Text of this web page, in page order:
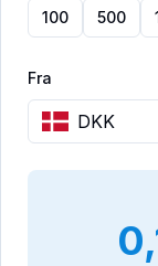
100 500
Fra
DKK